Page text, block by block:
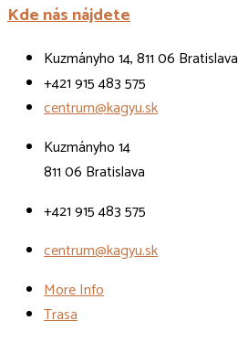
Kde nás nájdete
Kuzmányho 14, 811 06 Bratislava
+421 915 483 575
centrum@kagyu.sk
Kuzmányho 14
811 06 Bratislava
+421 915 483 575
centrum@kagyu.sk
More Info
Trasa